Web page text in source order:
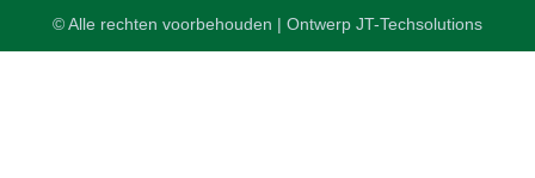
© Alle rechten voorbehouden | Ontwerp JT-Techsolutions